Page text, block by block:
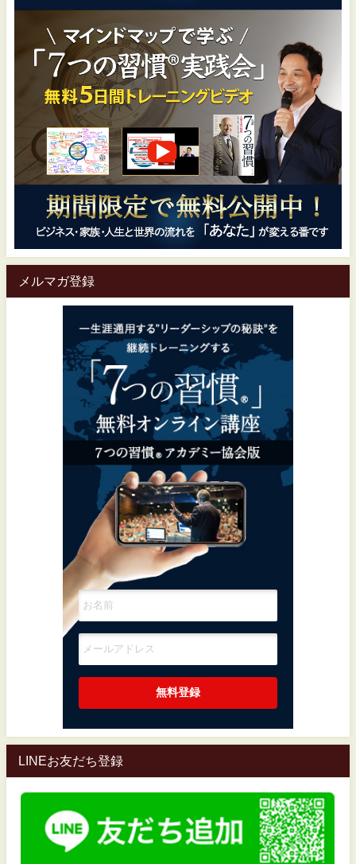
メルマガ登録
LINEお友だち登録